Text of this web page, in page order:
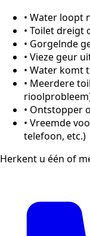
• Water loopt
• Toilet dreigt
• Gorgelnde
• Vieze geur
• Water komt
• Meerdere
• Ontstopper
• Vreemde
telefoon, etc.)
Herkent u één of